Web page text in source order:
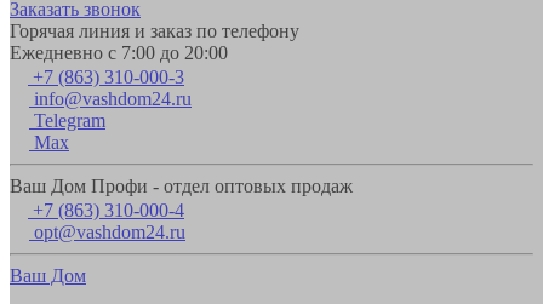
Заказать звонок
Горячая линия и заказ по телефону
Ежедневно с 7:00 до 20:00
+7 (863) 310-000-3
info@vashdom24.ru
Telegram
Max
Ваш Дом Профи - отдел оптовых продаж
+7 (863) 310-000-4
opt@vashdom24.ru
Ваш Дом